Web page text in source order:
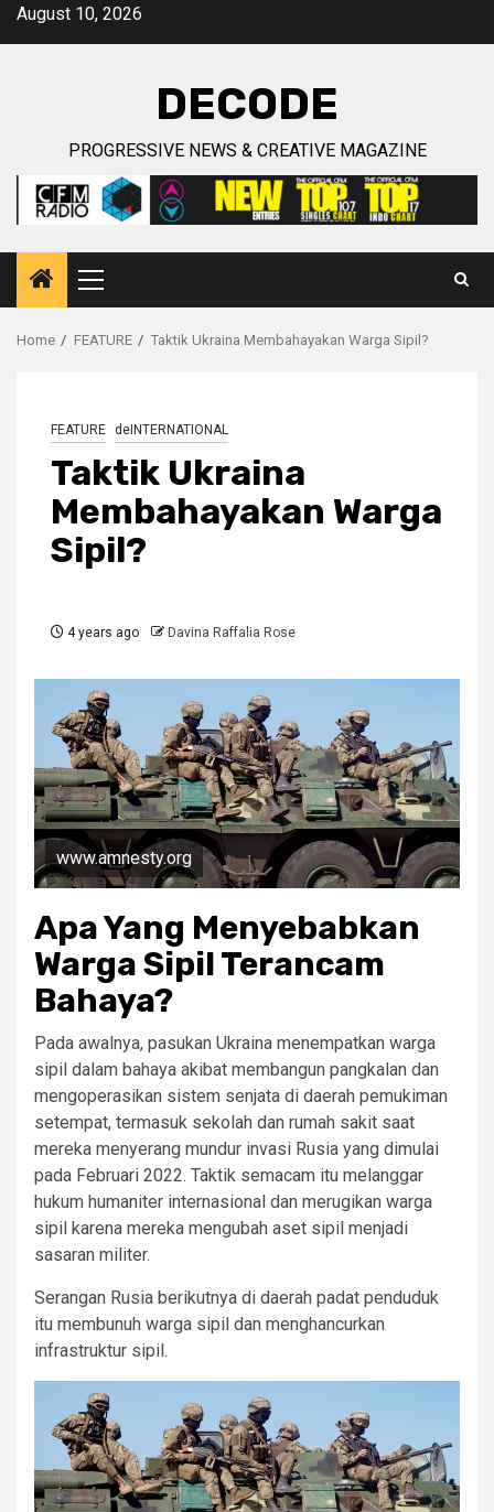
SkipAugust 10, 2026
DECODE
PROGRESSIVE NEWS & CREATIVE MAGAZINE
Primary
Menu
Home FEATURE Taktik Ukraina Membahayakan Warga Sipil?
FEATURE deINTERNATIONAL
Taktik Ukraina
Membahayakan Warga
Sipil?
4 years ago Davina Raffalia Rose
www.amnesty.org
Apa Yang Menyebabkan
Warga Sipil Terancam
Bahaya?
Pada awalnya, pasukan Ukraina menempatkan warga
sipil dalam bahaya akibat membangun pangkalan dan
mengoperasikan sistem senjata di daerah pemukiman
setempat, termasuk sekolah dan rumah sakit saat
mereka menyerang mundur invasi Rusia yang dimulai
pada Februari 2022. Taktik semacam itu melanggar
hukum humaniter internasional dan merugikan warga
sipil karena mereka mengubah aset sipil menjadi
sasaran militer.
Serangan Rusia berikutnya di daerah padat penduduk
itu membunuh warga sipil dan menghancurkan
infrastruktur sipil.